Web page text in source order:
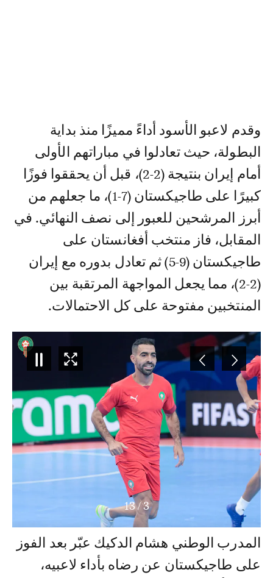
وقدم لاعبو الأسود أداءً مميزًا منذ بداية
البطولة، حيث تعادلوا في مباراتهم الأولى
أمام إيران بنتيجة (2-2)، قبل أن يحققوا فوزًا
كبيرًا على طاجيكستان (7-1)، ما جعلهم من
أبرز المرشحين للعبور إلى نصف النهائي. في
المقابل، فاز منتخب أفغانستان على
طاجيكستان (9-5) ثم تعادل بدوره مع إيران
(2-2)، مما يجعل المواجهة المرتقبة بين
المنتخبين مفتوحة على كل الاحتمالات.
3
/
13
المدرب الوطني هشام الدكيك عبّر بعد الفوز
على طاجيكستان عن رضاه بأداء لاعبيه،